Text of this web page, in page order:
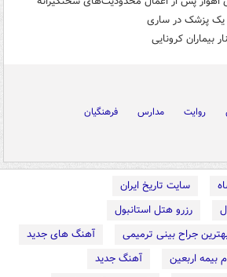
یک پزشک در ساری
کرونایی
روایت مدارس
فرهنگیان
سایت تاریخ ایران
رزرو هتل استانبول
جراح بینی ترمیمی
آهنگ های جدید
بیمه اربعین
آهنگ جدید